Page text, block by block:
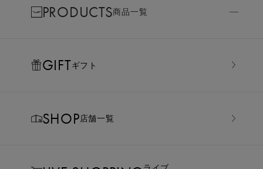
PRODUCTS商品一覧
GIFTギフト
SHOP店舗一覧